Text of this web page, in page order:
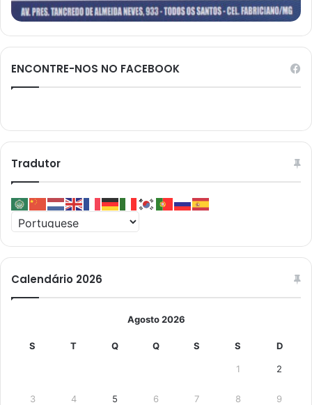
ENCONTRE-NOS NO FACEBOOK
Tradutor
Calendário 2026
Agosto 2026
S T Q Q S S D
1 2
3 4 5 6 7 8 9